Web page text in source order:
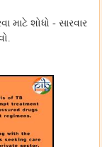
માટે શોધો - સારવાર